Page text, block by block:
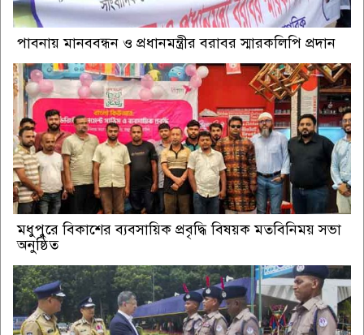
পাবনায় মানববন্ধন ও প্রধানমন্ত্রীর বরাবর স্মারকলিপি প্রদান
মধুপুরে বিকাশের ব্যবসায়িক প্রবৃদ্ধি বিষয়ক মতবিনিময় সভা
অনুষ্ঠিত